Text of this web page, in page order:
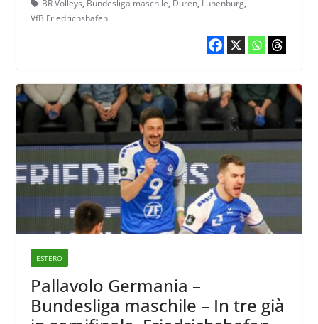
BR Volleys, Bundesliga maschile, Duren, Lunenburg,
VfB Friedrichshafen
ESTERO
Pallavolo Germania –
Bundesliga maschile – In tre già